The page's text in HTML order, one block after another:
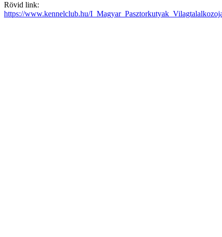
Rövid link:
https://www.kennelclub.hu/